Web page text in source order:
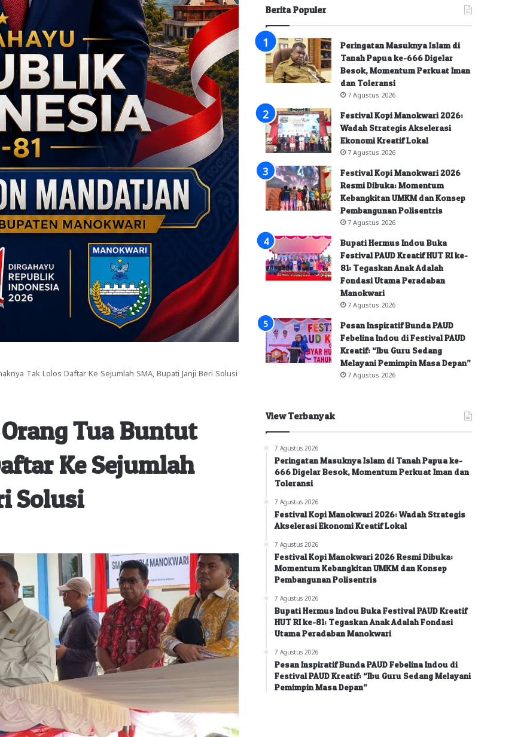
Tak Lolos Daftar Ke Sejumlah SMA, Bupati Janji Beri Solusi
Tua Buntut
Ke Sejumlah
Solusi
Berita Populer
Peringatan Masuknya Islam di
Tanah Papua ke-666 Digelar
Besok, Momentum Perkuat Iman
dan Toleransi
7 Agustus 2026
Festival Kopi Manokwari 2026:
Wadah Strategis Akselerasi
Ekonomi Kreatif Lokal
7 Agustus 2026
Festival Kopi Manokwari 2026
Resmi Dibuka: Momentum
Kebangkitan UMKM dan Konsep
Pembangunan Polisentris
7 Agustus 2026
Bupati Hermus Indou Buka
Festival PAUD Kreatif HUT RI ke-
81: Tegaskan Anak Adalah
Fondasi Utama Peradaban
Manokwari
7 Agustus 2026
Pesan Inspiratif Bunda PAUD
Febelina Indou di Festival PAUD
Kreatif: “Ibu Guru Sedang
Melayani Pemimpin Masa Depan”
7 Agustus 2026
View Terbanyak
7 Agustus 2026
Peringatan Masuknya Islam di Tanah Papua ke-
666 Digelar Besok, Momentum Perkuat Iman dan
Toleransi
7 Agustus 2026
Festival Kopi Manokwari 2026: Wadah Strategis
Akselerasi Ekonomi Kreatif Lokal
7 Agustus 2026
Festival Kopi Manokwari 2026 Resmi Dibuka:
Momentum Kebangkitan UMKM dan Konsep
Pembangunan Polisentris
7 Agustus 2026
Bupati Hermus Indou Buka Festival PAUD Kreatif
HUT RI ke-81: Tegaskan Anak Adalah Fondasi
Utama Peradaban Manokwari
7 Agustus 2026
Pesan Inspiratif Bunda PAUD Febelina Indou di
Festival PAUD Kreatif: “Ibu Guru Sedang Melayani
Pemimpin Masa Depan”